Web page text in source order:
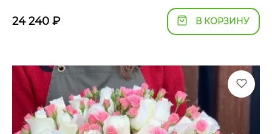
24 240 ₽ В КОРЗИНУ